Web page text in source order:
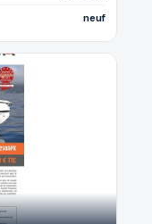
neuf